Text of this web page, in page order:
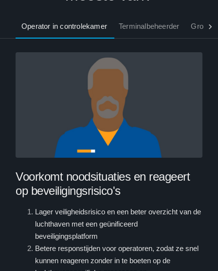
Operator in controlekamer Terminalbeheerder
Voorkomt noodsituaties en reageert
op beveiligingsrisico's
Lager veiligheidsrisico en een beter overzicht van de
luchthaven met een geünificeerd
beveiligingsplatform
Betere responstijden voor operatoren, zodat ze snel
kunnen reageren zonder in te boeten op de